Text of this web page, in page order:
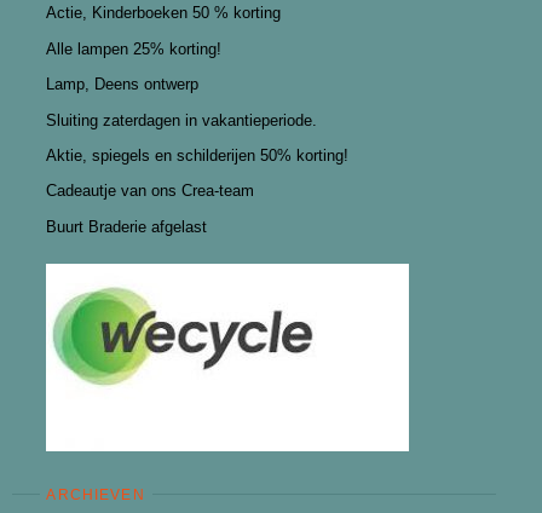
Actie, Kinderboeken 50 % korting
Alle lampen 25% korting!
Lamp, Deens ontwerp
Sluiting zaterdagen in vakantieperiode.
Aktie, spiegels en schilderijen 50% korting!
Cadeautje van ons Crea-team
Buurt Braderie afgelast
ARCHIEVEN